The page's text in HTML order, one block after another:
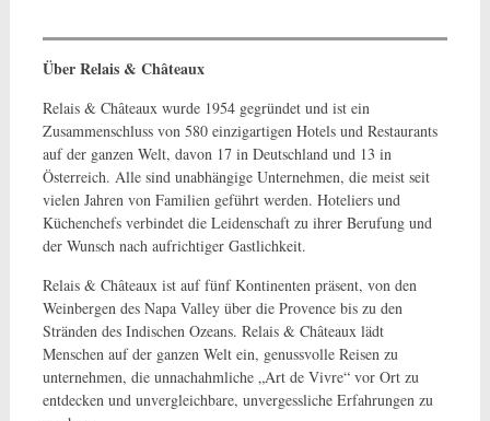
Über Relais & Châteaux
Relais & Châteaux wurde 1954 gegründet und ist ein
Zusammenschluss von 580 einzigartigen Hotels und Restaurants
auf der ganzen Welt, davon 17 in Deutschland und 13 in
Österreich. Alle sind unabhängige Unternehmen, die meist seit
vielen Jahren von Familien geführt werden. Hoteliers und
Küchenchefs verbindet die Leidenschaft zu ihrer Berufung und
der Wunsch nach aufrichtiger Gastlichkeit.
Relais & Châteaux ist auf fünf Kontinenten präsent, von den
Weinbergen des Napa Valley über die Provence bis zu den
Stränden des Indischen Ozeans. Relais & Châteaux lädt
Menschen auf der ganzen Welt ein, genussvolle Reisen zu
unternehmen, die unnachahmliche „Art de Vivre“ vor Ort zu
entdecken und unvergleichbare, unvergessliche Erfahrungen zu